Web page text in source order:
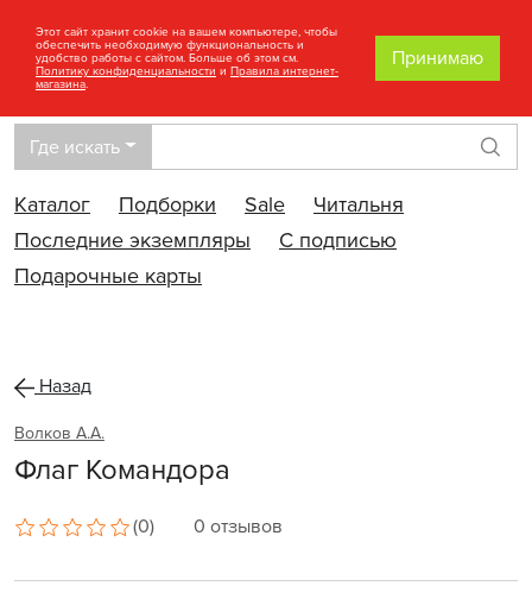
Где искать
Каталог
Подборки Sale
Читальня
Последние экземпляры
С подписью
Подарочные карты
Назад
Волков А.А.
Флаг Командора
(0) 0 отзывов
Этот сайт хранит cookie на вашем компьютере, чтобы
обеспечить необходимую функциональность и
удобство работы с сайтом. Больше об этом см.
Политику конфиденциальности и Правила интернет-
магазина.
Принимаю